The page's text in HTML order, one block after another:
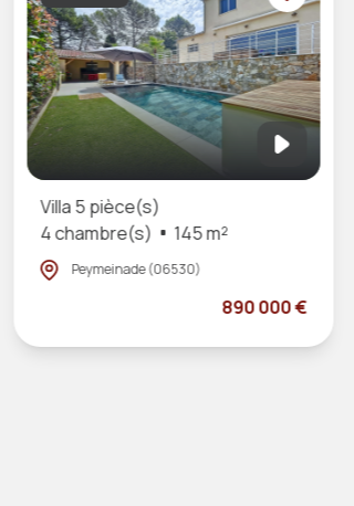
Villa 5 pièce(s)
4 chambre(s)
145 m²
Peymeinade (06530)
890 000 €